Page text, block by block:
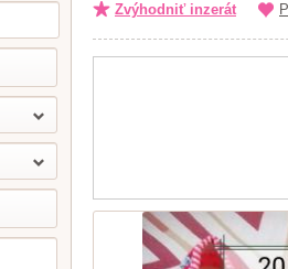
Zvýhodniť inzerát